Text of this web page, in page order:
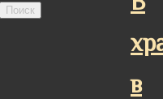
в
Поиск